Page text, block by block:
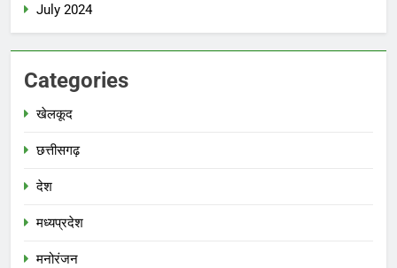
July 2024
Categories
खेलकूद
छत्तीसगढ़
देश
मध्‍यप्रदेश
मनोरंजन